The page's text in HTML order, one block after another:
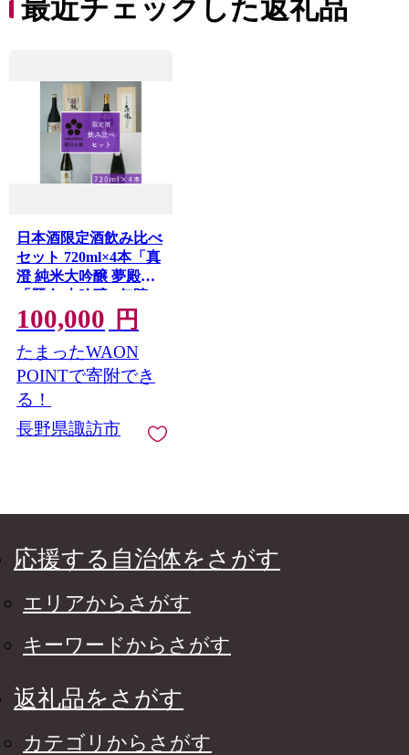
最近チェックした返礼品
日本酒限定酒飲み比べ
セット 720ml×4本「真
澄 純米大吟醸 夢殿」
「麗人 大吟醸 5年貯
蔵」「本金 純米大吟
醸 美山錦」「舞姫 純
米大吟醸 桜楓」/信濃
屋 舞姫 麗人 本金 真澄
諏訪五蔵 日本酒 酒 お
酒 純米大吟醸 大吟醸
飲み比べ セット おす
100,000 円
たまったWAON
POINTで寄附でき
る！
長野県諏訪市
応援する自治体をさがす
エリアからさがす
キーワードからさがす
返礼品をさがす
カテゴリからさがす